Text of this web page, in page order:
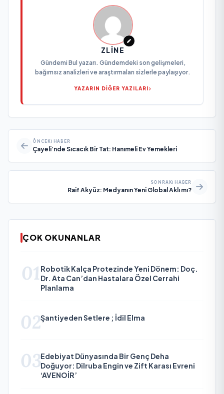
ZLINE
Gündemi Bul yazarı. Gündemdeki son gelişmeleri,
bağımsız analizleri ve araştırmaları sizlerle paylaşıyor.
YAZARIN DİĞER YAZILARI
ÖNCEKI HABER
Çayeli’nde Sıcacık Bir Tat: Hanımeli Ev Yemekleri
SONRAKI HABER
Raif Akyüz: Medyanın Yeni Global Aklı mı?
ÇOK OKUNANLAR
01 Robotik Kalça Protezinde Yeni Dönem: Doç.
Dr. Ata Can’dan Hastalara Özel Cerrahi
Planlama
02Şantiyeden Setlere ; İdil Elma
03Edebiyat Dünyasında Bir Genç Deha
Doğuyor: Dilruba Engin ve Zift Karası Evreni
‘AVENOİR’